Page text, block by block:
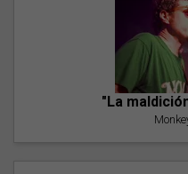
"La